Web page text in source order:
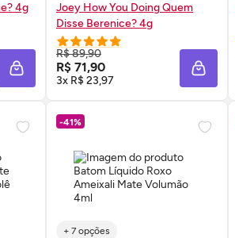
4g
❯
ADICIONAR À SACOLA
Joey How You Doing Quem
Disse Berenice? 4g
R$ 89,90
R$ 71,90
3x R$ 23,97
COMPRE AGORA ❯
-41%
+ 7 opções